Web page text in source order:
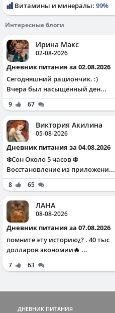
Витамины и минералы: 99%
Интересные блоги
Ирина Макс
02-08-2026
Дневник питания за 02.08.2026
Сегодняшний рациончик. :)
Вчера был насыщенный ден...
9 67
Виктория Акилина
05-08-2026
Дневник питания за 04.08.2026
❄️Сон Около 5 часов ❄️
Восстановление из приложени...
8 65
ЛАНА
08-08-2026
Дневник питания за 07.08.2026
помните эту историю¿? . 40 тыс
долларов экономии🔥 ...
7 63
ДНЕВНИК ПИТАНИЯ